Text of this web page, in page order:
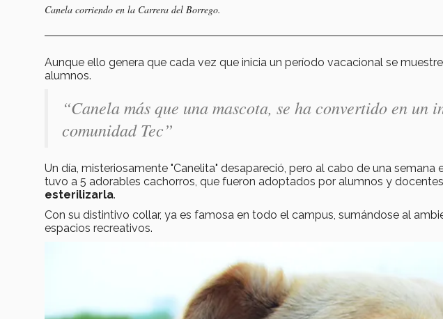
Canela corriendo en la Carrera del Borrego.
Aunque ello genera que cada vez que inicia un período vacacional se
alumnos.
“Canela más que una mascota, se ha convertido en un
comunidad Tec”
Un día, misteriosamente "Canelita" desapareció, pero al cabo de una
tuvo a 5 adorables cachorros, que fueron adoptados por alumnos y
esterilizarla.
Con su distintivo collar, ya es famosa en todo el campus, sumándose al
espacios recreativos.